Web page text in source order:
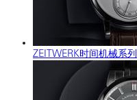
ZEITWERK时间机械系列